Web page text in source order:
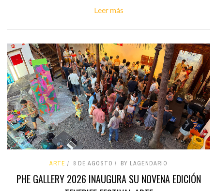
Leer más
ARTE 8 DE AGOSTO BY LAGENDARIO
PHE GALLERY 2026 INAUGURA SU NOVENA EDICIÓN